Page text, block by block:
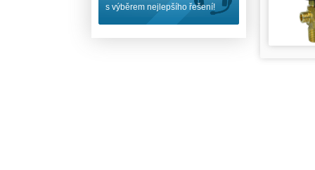
s výběrem nejlepšího řešení!